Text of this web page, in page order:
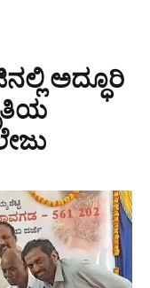
ಅದ್ಧೂರಿ